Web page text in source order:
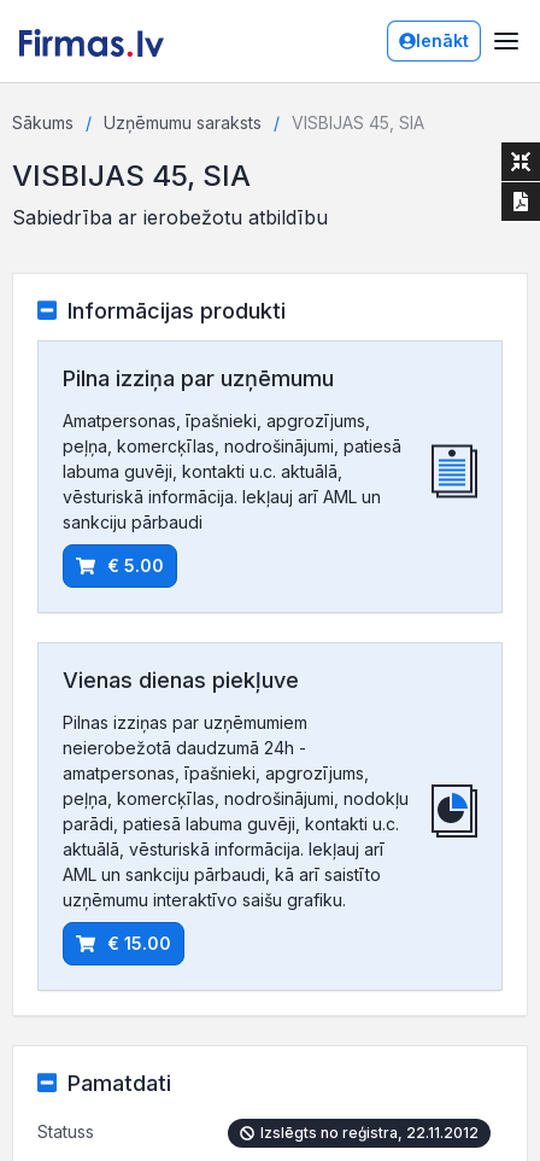
Ienākt
Sākums Uzņēmumu saraksts VISBIJAS 45, SIA
VISBIJAS 45, SIA
Sabiedrība ar ierobežotu atbildību
Informācijas produkti
Pilna izziņa par uzņēmumu
Amatpersonas, īpašnieki, apgrozījums,
peļņa, komercķīlas, nodrošinājumi, patiesā
labuma guvēji, kontakti u.c. aktuālā,
vēsturiskā informācija. Iekļauj arī AML un
sankciju pārbaudi
€ 5.00
Vienas dienas piekļuve
Pilnas izziņas par uzņēmumiem
neierobežotā daudzumā 24h -
amatpersonas, īpašnieki, apgrozījums,
peļņa, komercķīlas, nodrošinājumi, nodokļu
parādi, patiesā labuma guvēji, kontakti u.c.
aktuālā, vēsturiskā informācija. Iekļauj arī
AML un sankciju pārbaudi, kā arī saistīto
uzņēmumu interaktīvo saišu grafiku.
€ 15.00
Pamatdati
Statuss Izslēgts no reģistra, 22.11.2012